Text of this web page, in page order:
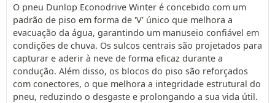
O pneu Dunlop Econodrive Winter é concebido com um
padrão de piso em forma de 'V' único que melhora a
evacuação da água, garantindo um manuseio confiável em
condições de chuva. Os sulcos centrais são projetados para
capturar e aderir à neve de forma eficaz durante a
condução. Além disso, os blocos do piso são reforçados
com conectores, o que melhora a integridade estrutural do
pneu, reduzindo o desgaste e prolongando a sua vida útil.